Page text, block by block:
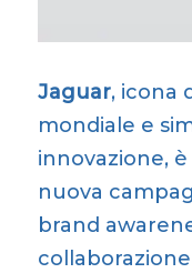
Jaguar, icona
mondiale e
innovazione,
nuova
brand